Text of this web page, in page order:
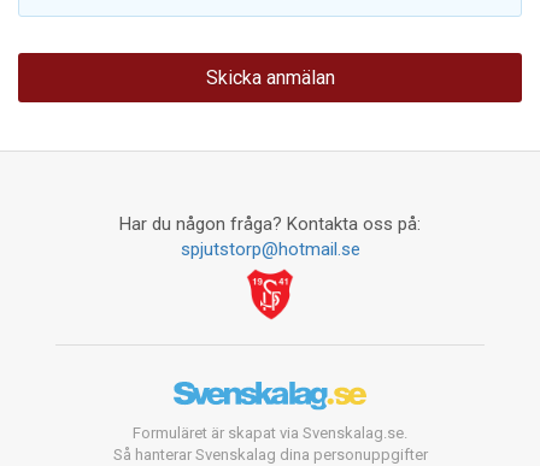
Har du någon fråga? Kontakta oss på:
spjutstorp@hotmail.se
Formuläret är skapat via Svenskalag.se.
Så hanterar Svenskalag dina personuppgifter